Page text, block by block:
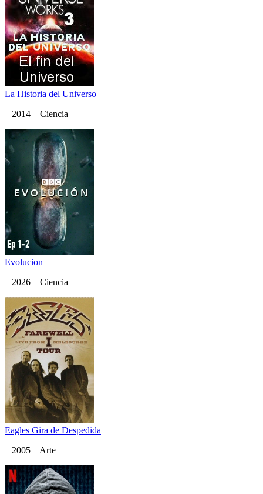
La Historia del Universo
2014 Ciencia
Evolucion
2026 Ciencia
Eagles Gira de Despedida
2005 Arte